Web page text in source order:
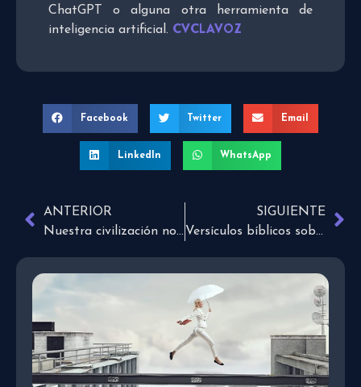
ChatGPT o alguna otra herramienta de
inteligencia artificial. CVCLAVOZ
Facebook Twitter Email
LinkedIn WhatsApp
ANTERIOR
Nuestra civilización no sabe qué sabe y qué ignora
SIGUIENTE
Versículos bíblicos sobre la ayuda a los pobres